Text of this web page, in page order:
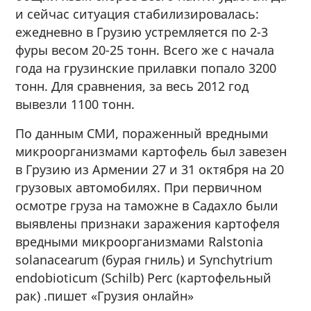
и сейчас ситуация стабилизировалась:
ежедневно в Грузию устремляется по 2-3
фуры весом 20-25 тонн. Всего же с начала
года на грузинские прилавки попало 3200
тонн. Для сравнения, за весь 2012 год
вывезли 1100 тонн.
По данным СМИ, пораженный вредными
микроорганизмами картофель был завезен
в Грузию из Армении 27 и 31 октября на 20
грузовых автомобилях. При первичном
осмотре груза на таможне в Садахло были
выявлены признаки заражения картофеля
вредными микроорганизмами Ralstonia
solanacearum (бурая гниль) и Synchytrium
endobioticum (Schilb) Perc (картофельный
рак) .пишет «Грузия онлайн»